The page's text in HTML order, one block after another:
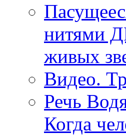
нитями
живых
Видео.
Речь
Когда